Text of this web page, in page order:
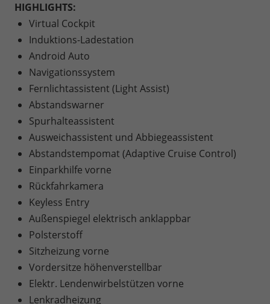
HIGHLIGHTS:
Virtual Cockpit
Induktions-Ladestation
Android Auto
Navigationssystem
Fernlichtassistent (Light Assist)
Abstandswarner
Spurhalteassistent
Ausweichassistent und Abbiegeassistent
Abstandstempomat (Adaptive Cruise Control)
Einparkhilfe vorne
Rückfahrkamera
Keyless Entry
Außenspiegel elektrisch anklappbar
Polsterstoff
Sitzheizung vorne
Vordersitze höhenverstellbar
Elektr. Lendenwirbelstützen vorne
Lenkradheizung